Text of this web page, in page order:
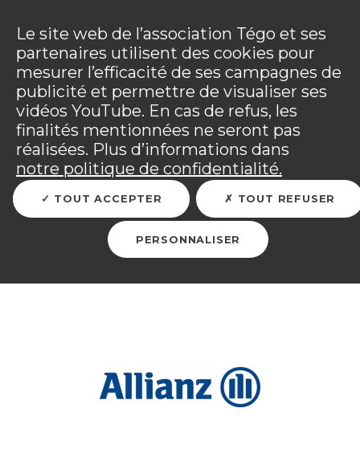
adhérents sinistrés et les personnels mobilisés.
Tous les détails dansvotre espace adhérent.
Vous êtes sur le site Tégo
RETOUR
Allianz & l’association
Tégo unis depuis 70 ans
Le site web de l’association Tégo et ses
partenaires utilisent des cookies pour
mesurer l’efficacité de ses campagnes de
publicité et permettre de visualiser ses
vidéos YouTube. En cas de refus, les
finalités mentionnées ne seront pas
réalisées. Plus d’informations dans
notre politique de confidentialité.
TOUT ACCEPTER TOUT REFUSER
PERSONNALISER